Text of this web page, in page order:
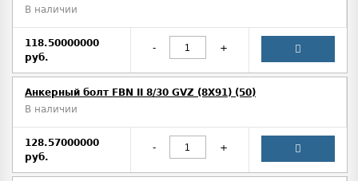
В наличии
118.50000000
руб.
- +
Анкерный болт FBN II 8/30 GVZ (8X91) (50)
В наличии
128.57000000
руб.
- +